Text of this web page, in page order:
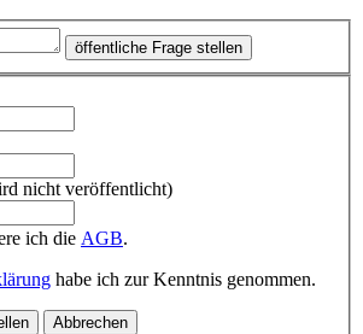
öffentliche Frage stellen
nicht veröffentlicht)
ich die AGB.
habe ich zur Kenntnis genommen.
Abbrechen